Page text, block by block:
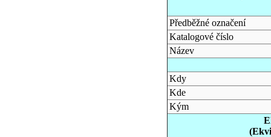
Předběžné označení
Katalogové číslo
Název
Kdy
Kde
Kým